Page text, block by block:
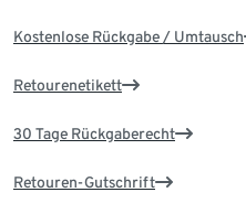
Kostenlose Rückgabe / Umtausch
Retourenetikett
30 Tage Rückgaberecht
Retouren-Gutschrift